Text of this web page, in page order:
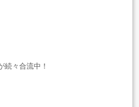
続々合流中！